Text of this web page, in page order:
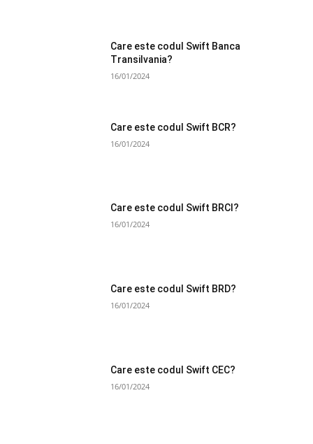
Care este codul Swift Banca
Transilvania?
16/01/2024
Care este codul Swift BCR?
16/01/2024
Care este codul Swift BRCI?
16/01/2024
Care este codul Swift BRD?
16/01/2024
Care este codul Swift CEC?
16/01/2024